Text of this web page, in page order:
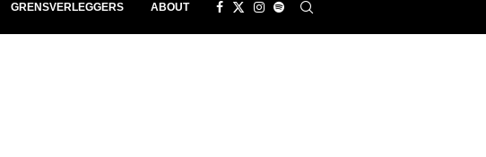
GRENSVERLEGGERS ABOUT